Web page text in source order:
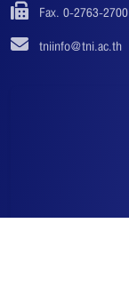
Fax. 0-2763-2700
tniinfo@tni.ac.th